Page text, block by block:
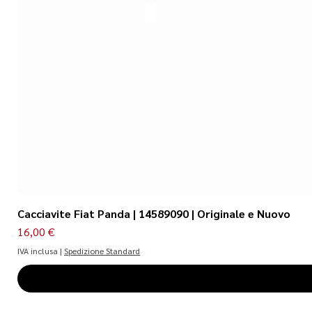
Cacciavite Fiat Panda | 14589090 | Originale e Nuovo
Prezzo
16,00 €
IVA inclusa | Spedizione Standard